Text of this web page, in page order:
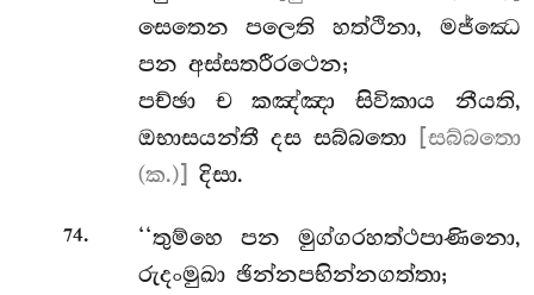
සෙතෙන පලෙති හත්ථිනා, මජ්ඣෙ
පන අස්සතරීරථෙන;
පච්ඡා ච කඤ්ඤා සිවිකාය නීයති,
ඔභාසයන්තී දස සබ්බතො
[සබ්බතො
(ක.)]
දිසා.
74.
‘‘තුම්හෙ පන මුග්ගරහත්ථපාණිනො,
රුදංමුඛා ඡින්නපභින්නගත්තා;